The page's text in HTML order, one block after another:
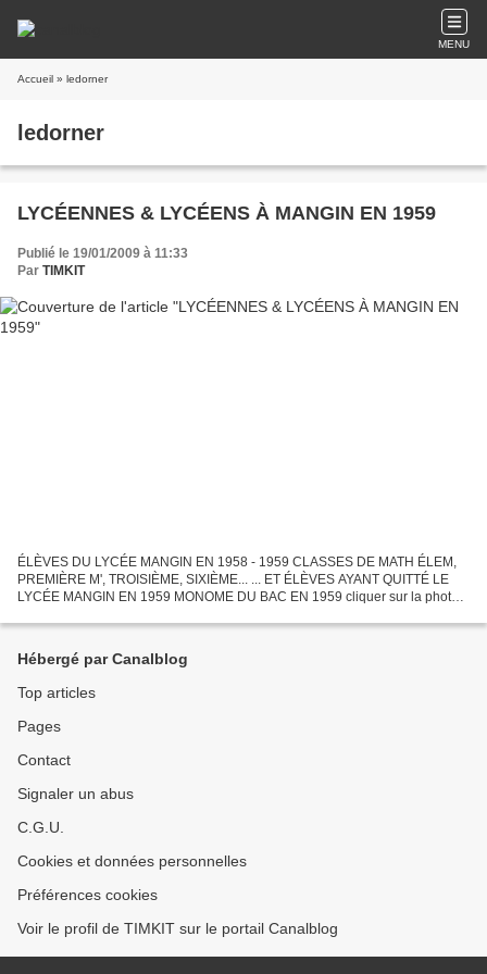
MENU
Accueil » ledorner
ledorner
LYCÉENNES & LYCÉENS À MANGIN EN 1959
Publié le 19/01/2009 à 11:33
Par TIMKIT
ÉLÈVES DU LYCÉE MANGIN EN 1958 - 1959 CLASSES DE MATH ÉLEM,
PREMIÈRE M', TROISIÈME, SIXIÈME... ... ET ÉLÈVES AYANT QUITTÉ LE
LYCÉE MANGIN EN 1959 MONOME DU BAC EN 1959 cliquer sur la photo
Hébergé par Canalblog
Top articles
Pages
Contact
Signaler un abus
C.G.U.
Cookies et données personnelles
Préférences cookies
Voir le profil de TIMKIT sur le portail Canalblog